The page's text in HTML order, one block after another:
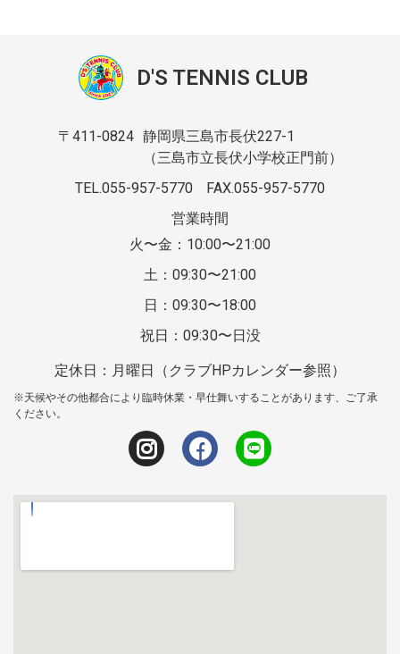
D'S TENNIS CLUB
〒411-0824 静岡県三島市長伏227-1
（三島市立長伏小学校正門前）
TEL.055-957-5770
FAX.055-957-5770
営業時間
火〜金：10:00〜21:00
土：09:30〜21:00
日：09:30〜18:00
祝日：09:30〜日没
定休日：月曜日（クラブHPカレンダー参照）
※天候やその他都合により臨時休業・早仕舞いすることがあります、ご了承
ください。